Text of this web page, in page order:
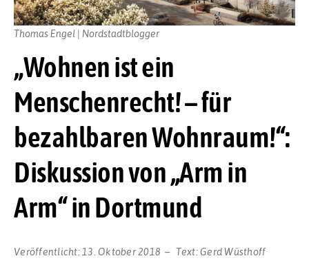
„Wohnen ist ein
Menschenrecht! – für
bezahlbaren Wohnraum!“:
Diskussion von „Arm in
Arm“ in Dortmund
Veröffentlicht: 13. Oktober 2018 Text:Gerd Wüsthoff
Thomas Engel | Nordstadtblogger